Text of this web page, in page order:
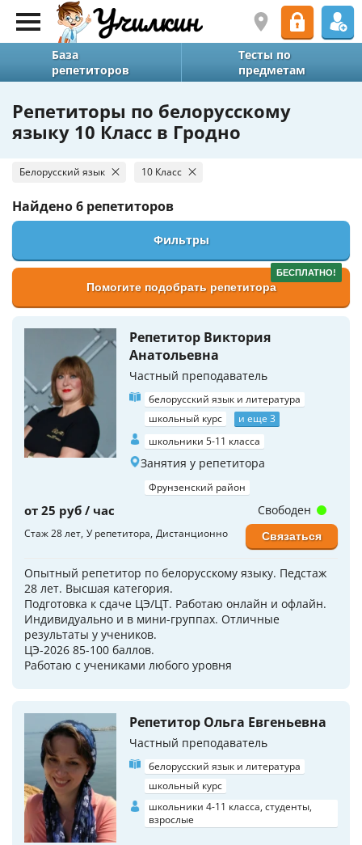
База
репетиторов
Тесты по
предметам
Репетиторы по белорусскому
языку 10 Класс в Гродно
Белорусский язык 10 Класс
Найдено6 репетиторов
Фильтры
БЕСПЛАТНО!
Помогите подобрать репетитора
Репетитор Виктория
Анатольевна
Частный преподаватель
белорусский язык и литература
школьный курс
и еще 3
школьники 5-11 класса
Занятия у репетитора
Фрунзенский район
от 25 руб / час
Стаж 28 лет У репетитора Дистанционно
Опытный репетитор по белорусскому языку. Педстаж
28 лет. Высшая категория.
Подготовка к сдаче ЦЭ/ЦТ. Работаю онлайн и офлайн.
Индивидуально и в мини-группах. Отличные
результаты у учеников.
ЦЭ-2026 85-100 баллов.
Работаю с учениками любого уровня
Свободен
Связаться
Репетитор Ольга Евгеньевна
Частный преподаватель
белорусский язык и литература
школьный курс
школьники 4-11 класса, студенты,
взрослые